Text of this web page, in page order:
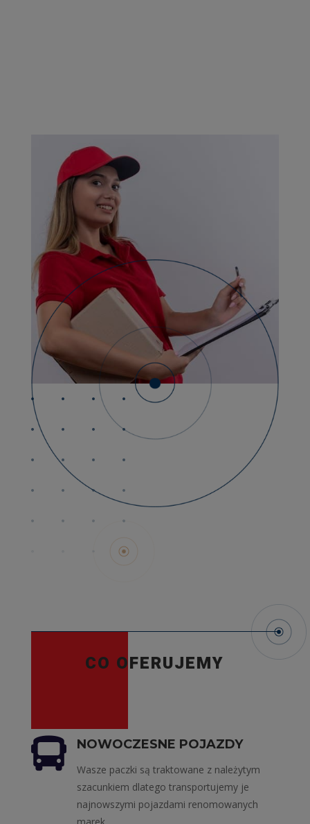
CO OFERUJEMY
 NOWOCZESNE POJAZDY
Wasze paczki są traktowane z należytym
szacunkiem dlatego transportujemy je
najnowszymi pojazdami renomowanych